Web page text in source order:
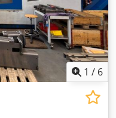
1 / 6